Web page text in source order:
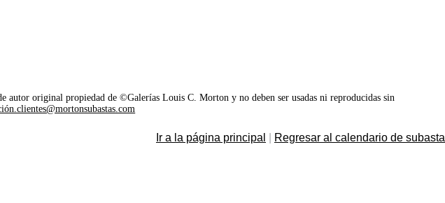
autor original propiedad de ©Galerías Louis C. Morton y no deben ser usadas ni reproducidas sin
Ir a la página principal Regresar al calendario de